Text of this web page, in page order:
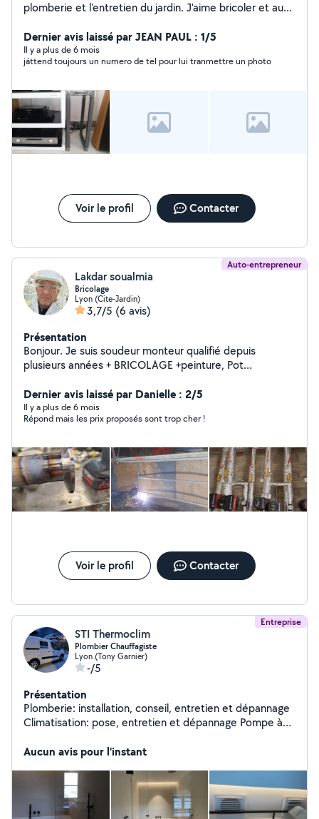
plomberie et l'entretien du jardin. J'aime bricoler et aussi
Dernier avis laissé par JEAN PAUL : 1/5
Il y a plus de 6 mois
játtend toujours un numero de tel pour lui tranmettre un photo
Voir le profil Contacter
Auto-entrepreneur
Lakdar soualmia
Bricolage
Lyon (Cite-Jardin)
3,7/5 (6 avis)
Présentation
Bonjour. Je suis soudeur monteur qualifié depuis
plusieurs années + BRICOLAGE +peinture, Pot
ou épaisses.
Dernier avis laissé par Danielle : 2/5
Il y a plus de 6 mois
Répond mais les prix proposés sont trop cher !
Voir le profil Contacter
Entreprise
STI Thermoclim
Plombier Chauffagiste
Lyon (Tony Garnier)
-/5
Présentation
Plomberie: installation, conseil, entretien et dépannage
Climatisation: pose, entretien et dépannage Pompe à
Aucun avis pour l'instant